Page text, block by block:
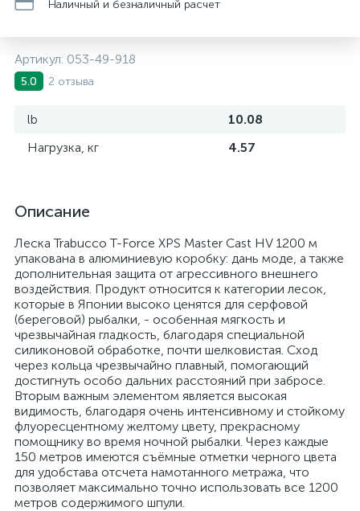
Наличный и безналичный расчет
Артикул: 053-49-918
5.0 2 отзыва
lb
10.08
Нагрузка, кг
4.57
Описание
Леска Trabucco T-Force XPS Master Cast HV 1200 м
упакована в алюминиевую коробку: дань моде, а также
дополнительная защита от агрессивного внешнего
воздействия. Продукт относится к категории лесок,
которые в Японии высоко ценятся для серфовой
(береговой) рыбалки, - особенная мягкость и
чрезвычайная гладкость, благодаря специальной
силиконовой обработке, почти шелковистая. Сход
через кольца чрезвычайно плавный, помогающий
достигнуть особо дальних расстояний при забросе.
Вторым важным элементом является высокая
видимость, благодаря очень интенсивному и стойкому
флуоресцентному желтому цвету, прекрасному
помощнику во время ночной рыбалки. Через каждые
150 метров имеются съёмные отметки черного цвета
для удобстава отсчета намотанного метража, что
позволяет максимально точно использовать все 1200
метров содержимого шпули.